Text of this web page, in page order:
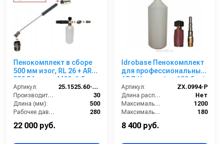
Пенокомплект в сборе
500 мм изог, RL 26 + ARS
350 РА; вход М22х1,5ш.
Артикул:
25.1525.60-P26
Производительность (л/мин):
30
Длина (мм):
500
Рабочее давление (бар):
280
22 000 руб.
Idrobase Пенокомплект
для профессиональных
АВД Керхер (до 180 бар)
Артикул:
ZX.0994-P
Длина распылительного копья (мм):
Нет
Максимальная производительность по воде (л/ч):
1200
Максимальное рабочее давление (бар):
180
Объём бака для моющего средства (л):
8 400 руб.